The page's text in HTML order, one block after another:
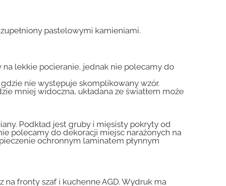
pastelowymi kamieniami.
na lekkie pocieranie, jednak nie polecamy do
nie występuje skomplikowany wzór.
mniej widoczna, układana ze światłem może
Podkład jest gruby i mięsisty pokryty od
polecamy do dekoracji miejsc narażonych na
ochronnym laminatem płynnym
na fronty szaf i kuchenne AGD. Wydruk ma